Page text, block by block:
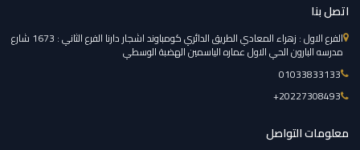
اتصل بنا
الفرع الاول : زهراء المعادي الطريق الدائري كومباوند اشجار دارنا الفرع الثاني : 1673 شارع
مدرسه البارون الحي الاول عماره الياسمين الهضبة الوسطي
01033833133
‎+20227308493
معلومات التواصل